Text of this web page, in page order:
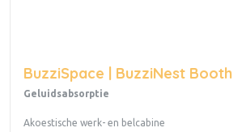
BuzziSpace | BuzziNest Booth
Geluidsabsorptie
Akoestische werk- en belcabine